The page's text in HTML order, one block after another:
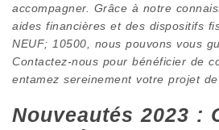
accompagner. Grâce à notre
aides financières et des dispositifs
NEUF; 10500, nous pouvons vous
Contactez-nous pour bénéficier de
entamez sereinement votre projet de
Nouveautés 2023 :